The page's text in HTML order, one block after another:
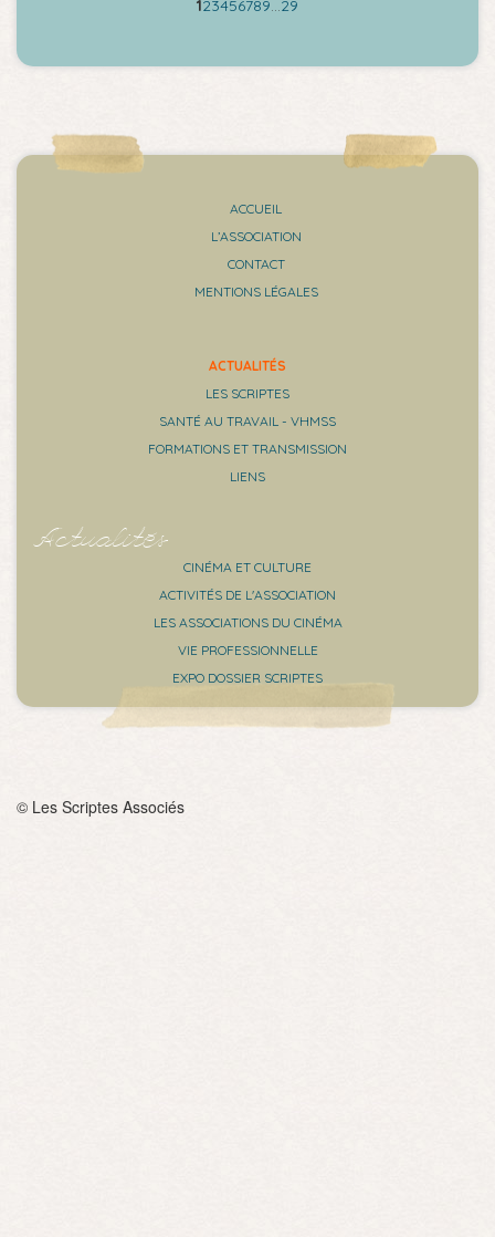
123456789…29
ACCUEIL
L’ASSOCIATION
CONTACT
MENTIONS LÉGALES
ACTUALITÉS
LES SCRIPTES
SANTÉ AU TRAVAIL - VHMSS
FORMATIONS ET TRANSMISSION
LIENS
Actualités
CINÉMA ET CULTURE
ACTIVITÉS DE L'ASSOCIATION
LES ASSOCIATIONS DU CINÉMA
VIE PROFESSIONNELLE
EXPO DOSSIER SCRIPTES
© Les Scriptes Associés